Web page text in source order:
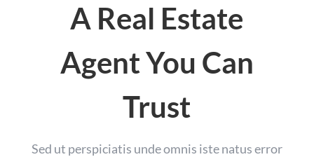
A Real Estate
Agent You Can
Trust
Sed ut perspiciatis unde omnis iste natus error